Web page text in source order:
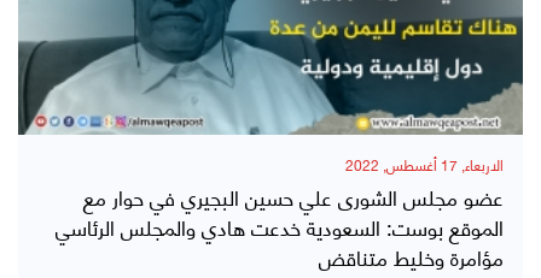
الاربعاء, 17 أغسطس, 2022
عضو مجلس الشورى علي حسين البجيري في حوار مع
الموقع بوست: السعودية خدعت هادي والمجلس الرئاسي
مؤامرة وخليط متناقض